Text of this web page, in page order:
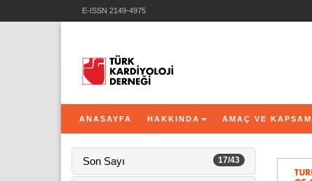
E-ISSN 2149-4975
ANASAYFA HAKKINDA AMAÇ VE KAPSAM
17/43
Son Sayı